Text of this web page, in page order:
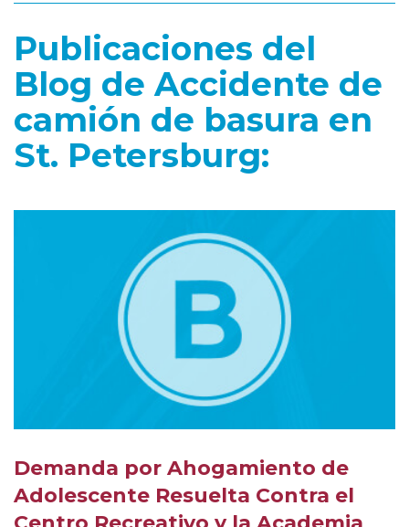
Publicaciones del
Blog de Accidente de
camión de basura en
St. Petersburg:
Demanda por Ahogamiento de
Adolescente Resuelta Contra el